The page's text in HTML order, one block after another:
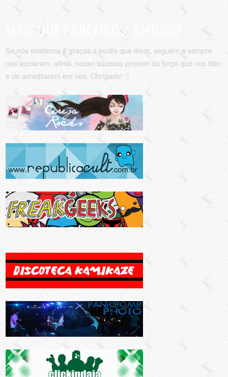
MAIS QUE PARCEIROS, AMIGOS!
Se nós existimos é graças a vocês que lêem, seguem e sempre
nos apoiaram, afinal, nosso sucesso provem da força que nos dão
e de acreditarem em nós. Obrigado! :)